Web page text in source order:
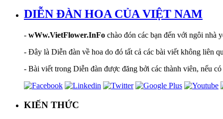
DIỄN ĐÀN HOA CỦA VIỆT NAM
- wWw.VietFlower.InFo chào đón các bạn đến với ngôi nhà
- Đây là Diễn đàn về hoa do đó tất cả các bài viết không liên
- Bài viết trong Diễn đàn được đăng bởi các thành viên, nếu
KIẾN THỨC